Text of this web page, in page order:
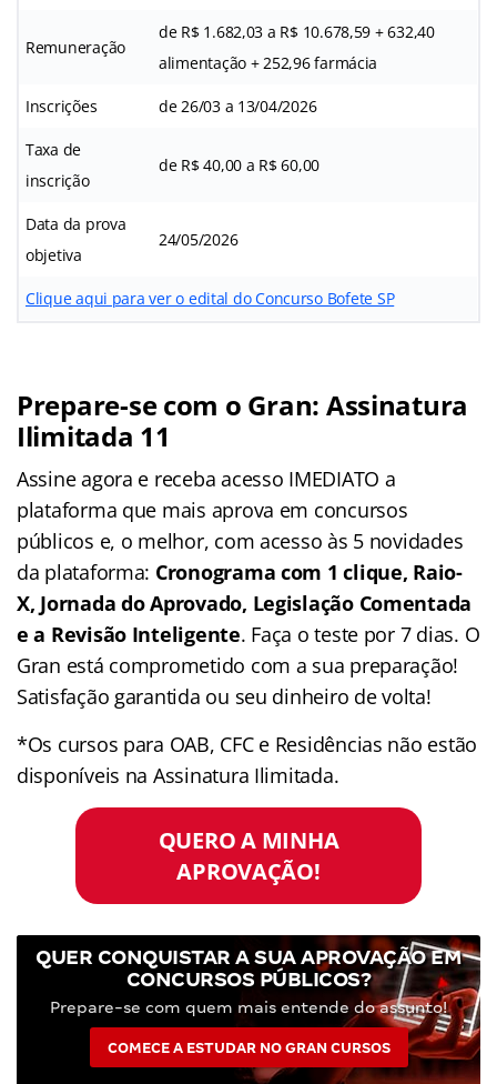
Remuneração
de R$ 1.682,03 a R$ 10.678,59 + 632,40
alimentação + 252,96 farmácia
Inscrições de 26/03 a 13/04/2026
Taxa de
inscrição
de R$ 40,00 a R$ 60,00
Data da prova
objetiva
24/05/2026
Clique aqui para ver o edital do Concurso Bofete SP
Prepare-se com o Gran: Assinatura
Ilimitada 11
Assine agora e receba acesso IMEDIATO a
plataforma que mais aprova em concursos
públicos e, o melhor, com acesso às 5 novidades
da plataforma: Cronograma com 1 clique, Raio-
X, Jornada do Aprovado, Legislação Comentada
e a Revisão Inteligente. Faça o teste por 7 dias. O
Gran está comprometido com a sua preparação!
Satisfação garantida ou seu dinheiro de volta!
*Os cursos para OAB, CFC e Residências não estão
disponíveis na Assinatura Ilimitada.
QUERO A MINHA
APROVAÇÃO!
QUER CONQUISTAR A SUA APROVAÇÃO EM
CONCURSOS PÚBLICOS?
Prepare-se com quem mais entende do assunto!
COMECE A ESTUDAR NO GRAN CURSOS